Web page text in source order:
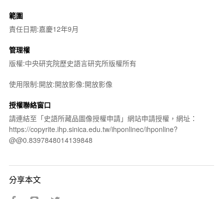
範圍
責任日期:嘉慶12年9月
管理權
版權:中央研究院歷史語言研究所版權所有
使用限制:開放:開放影像:開放影像
授權聯絡窗口
請連結至「史語所藏品圖像授權申請」網站申請授權，網址：
https://copyrite.ihp.sinica.edu.tw/ihponlinec/ihponline?
@@0.8397848014139848
分享本文